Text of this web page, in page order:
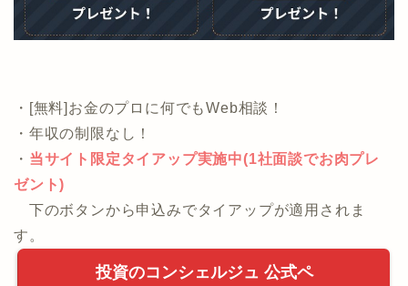
・[無料]お金のプロに何でもWeb相談！
・年収の制限なし！
・ 当サイト限定タイアップ実施中(1社面談でお肉プレ
ゼント)
下のボタンから申込みでタイアップが適用されま
す。
投資のコンシェルジュ 公式ペ